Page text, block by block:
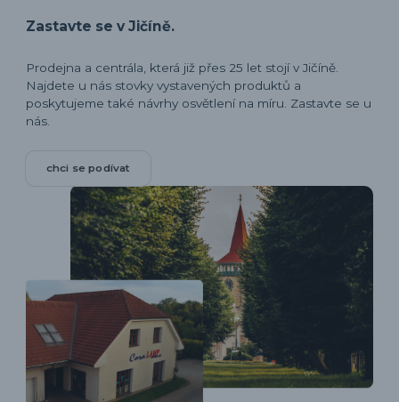
Zastavte se v Jičíně.
Prodejna a centrála, která již přes 25 let stojí v Jičíně.
Najdete u nás stovky vystavených produktů a
poskytujeme také návrhy osvětlení na míru. Zastavte se u
nás.
chci se podívat